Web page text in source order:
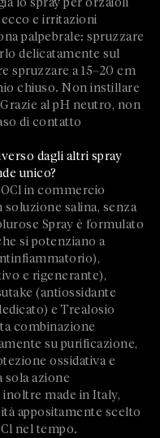
lo spray per orzaioli
e irritazioni
palpebrale: spruzzare
delicatamente sul
spruzzare a 15–20 cm
chiuso. Non instillare
al pH neutro, non
di contatto
dagli altri spray
unico?
in commercio
salina, senza
Spray è formulato
si potenziano a
e rigenerante),
(antiossidante
e Trealosio
combinazione
su purificazione,
ossidativa e
sola azione
made in Italy,
appositamente scelto
nel tempo.